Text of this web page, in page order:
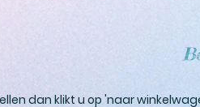
dan klikt u op 'naar